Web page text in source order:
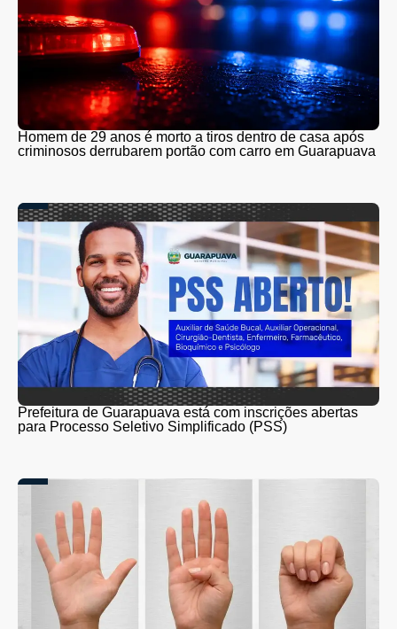
Homem de 29 anos é morto a tiros dentro de casa após
criminosos derrubarem portão com carro em Guarapuava
Prefeitura de Guarapuava está com inscrições abertas
para Processo Seletivo Simplificado (PSS)